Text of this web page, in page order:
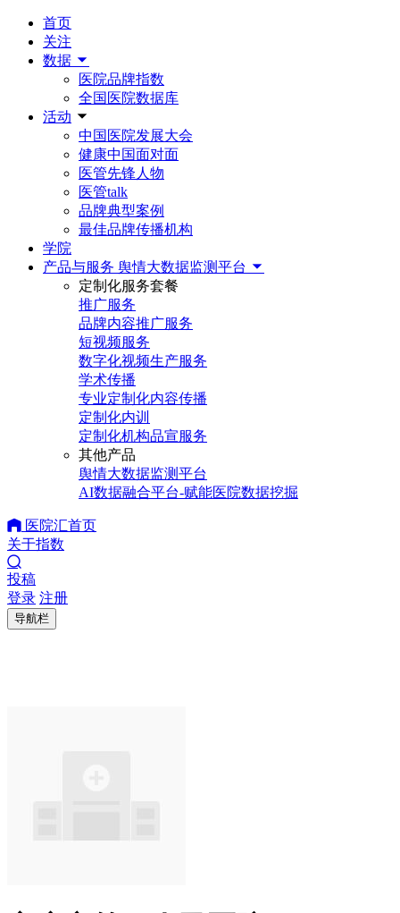
首页
关注
数据
医院品牌指数
全国医院数据库
活动
中国医院发展大会
健康中国面对面
医管先锋人物
医管talk
品牌典型案例
最佳品牌传播机构
学院
产品与服务 舆情大数据监测平台
定制化服务套餐
推广服务
品牌内容推广服务
短视频服务
数字化视频生产服务
学术传播
专业定制化内容传播
定制化内训
定制化机构品宣服务
其他产品
舆情大数据监测平台
AI数据融合平台-赋能医院数据挖掘
医院汇首页
关于指数
投稿
登录 注册
导航栏